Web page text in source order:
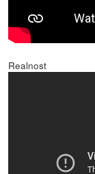
Realnost